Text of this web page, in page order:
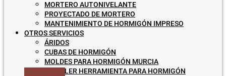
MORTERO AUTONIVELANTE
PROYECTADO DE MORTERO
MANTENIMIENTO DE HORMIGÓN IMPRESO
OTROS SERVICIOS
ÁRIDOS
CUBAS DE HORMIGÓN
MOLDES PARA HORMIGÓN MURCIA
ALQUILER HERRAMIENTA PARA HORMIGÓN